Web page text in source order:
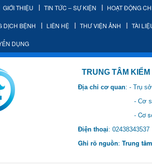
GIỚI THIỆU TIN TỨC – SỰ KIỆN HOẠT ĐỘNG
DỊCH BỆNH LIÊN HỆ THƯ VIỆN ẢNH TÀI
DỤNG
TRUNG TÂM KIỂM SOÁT
Địa chỉ cơ quan: - Trụ
- Cơ sở 2: Khu Hành
- Cơ sở 3: Số 1 Ngõ 2
Điện thoại:
Ghi rõ nguồn: Trung